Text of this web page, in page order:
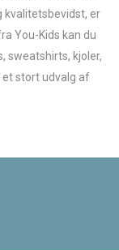
kvalitetsbevidst, er
You-Kids kan du
sweatshirts, kjoler,
et stort udvalg af